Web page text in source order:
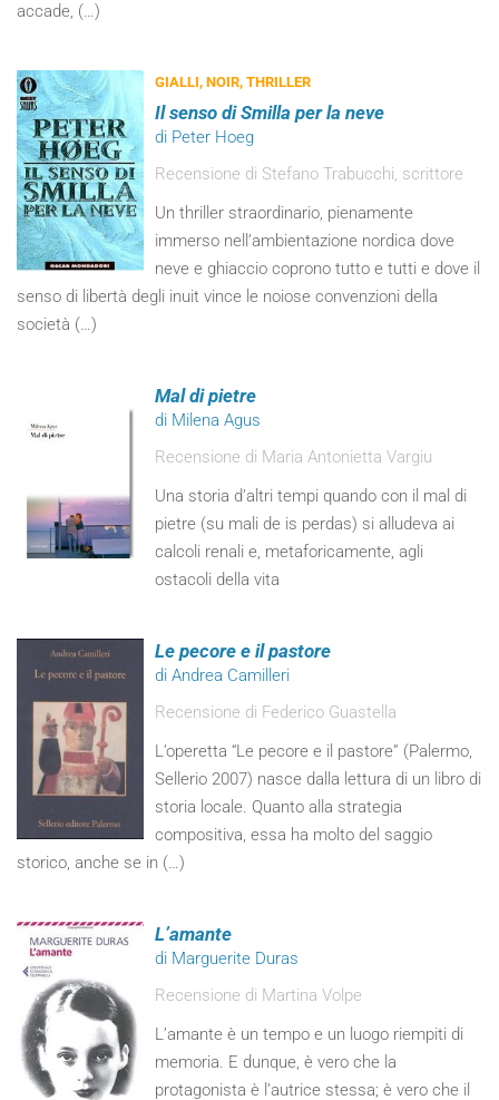
accade, (…)
GIALLI, NOIR, THRILLER
Il senso di Smilla per la neve
di Peter Hoeg
Recensione di Stefano Trabucchi, scrittore
Un thriller straordinario, pienamente
immerso nell’ambientazione nordica dove
neve e ghiaccio coprono tutto e tutti e dove il
senso di libertà degli inuit vince le noiose convenzioni della
società (…)
Mal di pietre
di Milena Agus
Recensione di Maria Antonietta Vargiu
Una storia d’altri tempi quando con il mal di
pietre (su mali de is perdas) si alludeva ai
calcoli renali e, metaforicamente, agli
ostacoli della vita
Le pecore e il pastore
di Andrea Camilleri
Recensione di Federico Guastella
L’operetta “Le pecore e il pastore” (Palermo,
Sellerio 2007) nasce dalla lettura di un libro di
storia locale. Quanto alla strategia
compositiva, essa ha molto del saggio
storico, anche se in (…)
L’amante
di Marguerite Duras
Recensione di Martina Volpe
L’amante è un tempo e un luogo riempiti di
memoria. E dunque, è vero che la
protagonista è l’autrice stessa; è vero che il